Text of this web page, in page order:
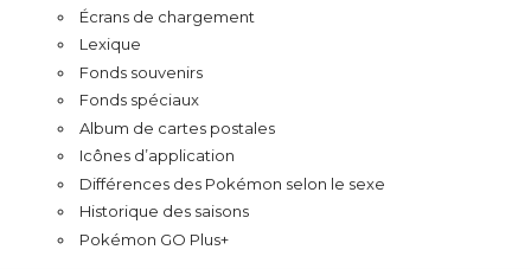
Écrans de chargement
Lexique
Fonds souvenirs
Fonds spéciaux
Album de cartes postales
Icônes d’application
Différences des Pokémon selon le sexe
Historique des saisons
Pokémon GO Plus+